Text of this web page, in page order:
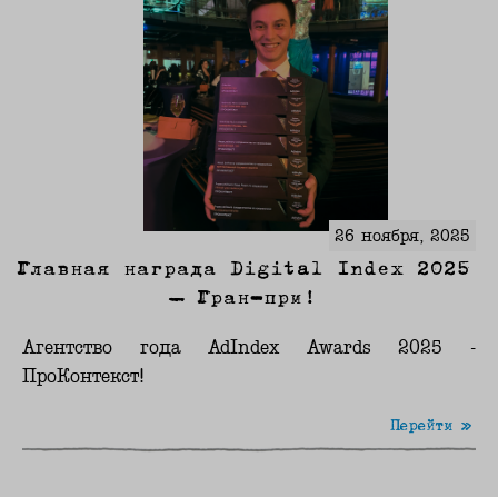
26 ноября, 2025
Главная награда Digital Index 2025
— Гран-при!
Агентство года AdIndex Awards 2025 -
ПроКонтекст!
Перейти »